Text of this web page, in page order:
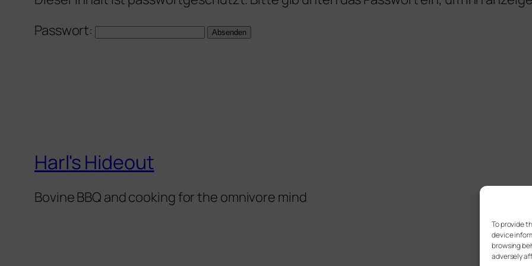
To provide
device
browsing
adversely
Passwort:
Harl's Hideout
Bovine BBQ and cooking for the omnivore mind